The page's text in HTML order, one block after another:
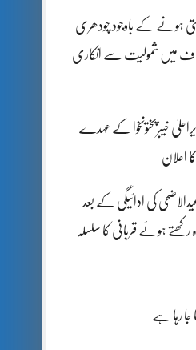
ہونے کے باوجود چودھری
میں شمولیت سے انکاری
خیبرپختونخوا کے عہدے
اعلان
کی ادائیگی کے بعد
رکھتے ہوئے قربانی کا سلسلہ
جا رہا ہے